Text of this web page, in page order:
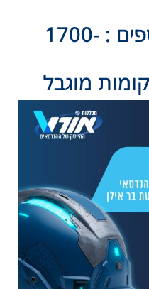
טלפון לפרטים נוספים : 1700-
מוגבל